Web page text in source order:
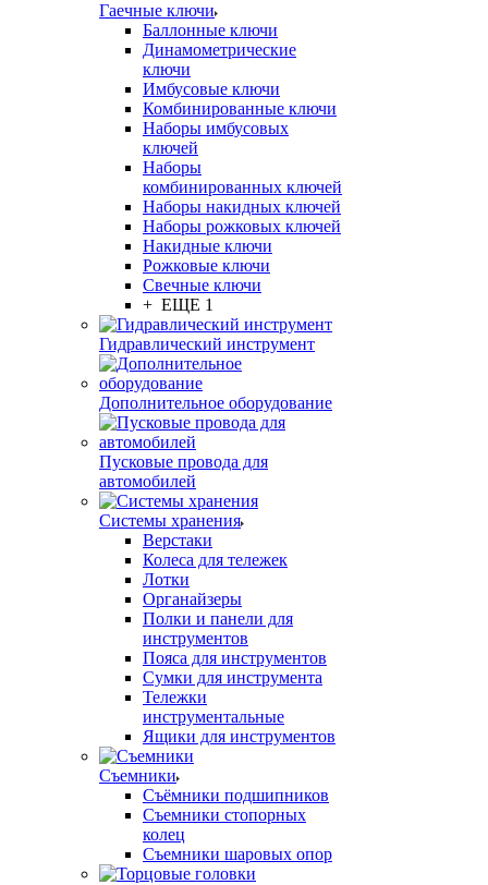
Гаечные ключи
Баллонные ключи
Динамометрические
ключи
Имбусовые ключи
Комбинированные ключи
Наборы имбусовых
ключей
Наборы
комбинированных ключей
Наборы накидных ключей
Наборы рожковых ключей
Накидные ключи
Рожковые ключи
Свечные ключи
+ ЕЩЕ 1
Гидравлический инструмент
Дополнительное оборудование
Пусковые провода для
автомобилей
Системы хранения
Верстаки
Колеса для тележек
Лотки
Органайзеры
Полки и панели для
инструментов
Пояса для инструментов
Сумки для инструмента
Тележки
инструментальные
Ящики для инструментов
Съемники
Съёмники подшипников
Съемники стопорных
колец
Съемники шаровых опор